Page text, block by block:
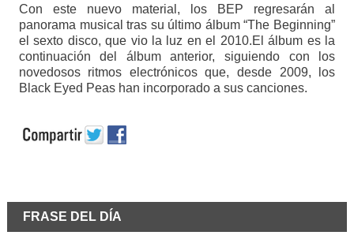
Con este nuevo material, los BEP regresarán al
panorama musical tras su último álbum “The Beginning”
el sexto disco, que vio la luz en el 2010.El álbum es la
continuación del álbum anterior, siguiendo con los
novedosos ritmos electrónicos que, desde 2009, los
Black Eyed Peas han incorporado a sus canciones.
FRASE DEL DÍA